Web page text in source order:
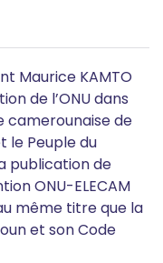
Maurice KAMTO
de l’ONU dans
camerounaise de
le Peuple du
publication de
ONU-ELECAM
même titre que la
et son Code